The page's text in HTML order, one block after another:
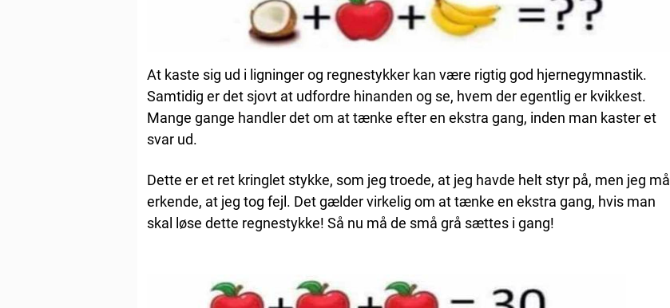
At kaste sig ud i ligninger og regnestykker kan være rigtig god hjernegymnastik.
Samtidig er det sjovt at udfordre hinanden og se, hvem der egentlig er kvikkest.
Mange gange handler det om at tænke efter en ekstra gang, inden man kaster et
svar ud.
Dette er et ret kringlet stykke, som jeg troede, at jeg havde helt styr på, men jeg må
erkende, at jeg tog fejl. Det gælder virkelig om at tænke en ekstra gang, hvis man
skal løse dette regnestykke! Så nu må de små grå sættes i gang!